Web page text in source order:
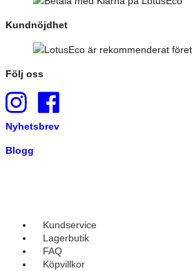
Kundnöjdhet
Följ oss
Nyhetsbrev
Blogg
Kundservice
Lagerbutik
FAQ
Köpvillkor